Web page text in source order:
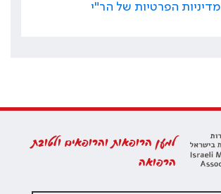
מדיניות הפרטיות של הר"י
למען הרופאות והרופאים ולטובת
הרפואה